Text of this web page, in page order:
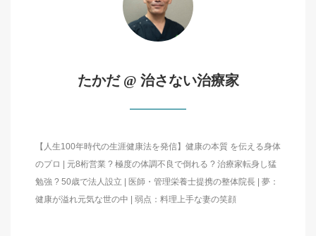
たかだ @ 治さない治療家
【人生100年時代の生涯健康法を発信】健康の本質 を伝える身体
のプロ | 元8桁営業 ? 極度の体調不良で倒れる ? 治療家転身し猛
勉強 ? 50歳で法人設立 | 医師・管理栄養士提携の整体院長 | 夢：
健康が溢れ元気な世の中 | 弱点：料理上手な妻の笑顔